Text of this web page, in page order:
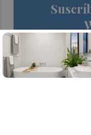
Siempre al